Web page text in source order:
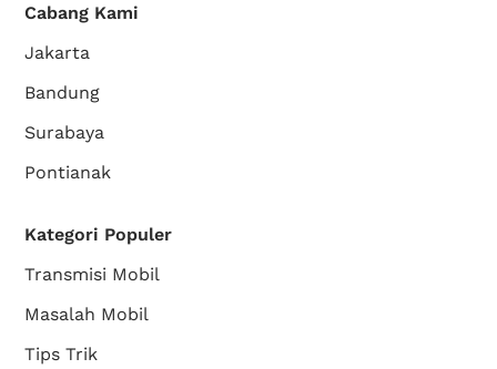
Cabang Kami
Jakarta
Bandung
Surabaya
Pontianak
Kategori Populer
Transmisi Mobil
Masalah Mobil
Tips Trik